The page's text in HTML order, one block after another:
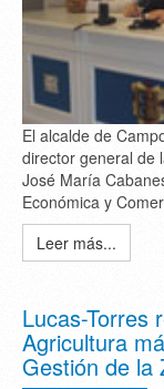
El alcalde de
director general de
José María
Económica y
Leer más...
Lucas-Torres
Agricultura
Gestión de la